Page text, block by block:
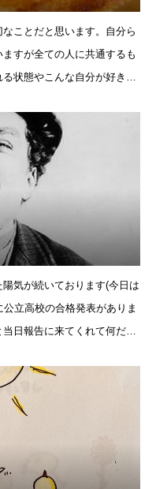
ことだと思います。自分ら
すが全ての人に共通するも
状態やこんな自分が好きだ
気が続いております(今日は
立高校の合格発表がありま
日報告に来てくれて何だか